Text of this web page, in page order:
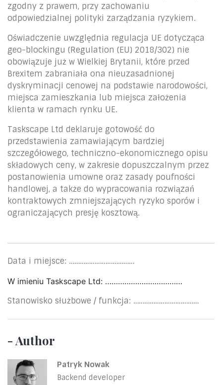
zgodny z prawem, przy zachowaniu
odpowiedzialnej polityki zarządzania ryzykiem.
Oświadczenie uwzględnia regulacja UE dotycząca
geo-blockingu (Regulation (EU) 2018/302) nie
obowiązuje już w Wielkiej Brytanii, które przed
Brexitem zabraniała ona nieuzasadnionej
dyskryminacji cenowej na podstawie narodowości,
miejsca zamieszkania lub miejsca założenia
klienta w ramach rynku UE.
Taskscape Ltd deklaruje gotowość do
przedstawienia zamawiającym bardziej
szczegółowego, techniczno-ekonomicznego opisu
składowych ceny, w zakresie dopuszczalnym przez
postanowienia umowne oraz zasady poufności
handlowej, a także do wypracowania rozwiązań
kontraktowych zmniejszających ryzyko sporów i
ograniczających presję kosztową.
Data i miejsce: ………………………………
W imieniu Taskscape Ltd: ………………………………
Stanowisko służbowe / funkcja: ………………………………
- Author
Patryk Nowak
Backend developer